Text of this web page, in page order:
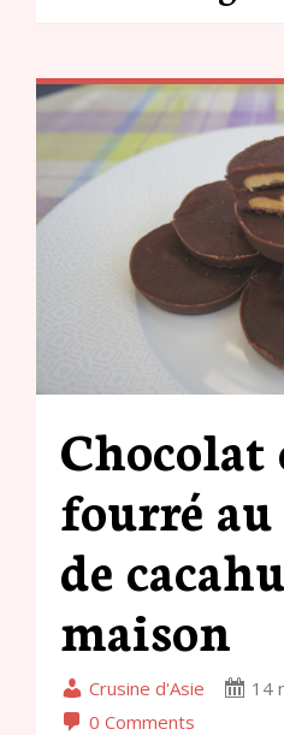
Chocolat
fourré
de
maison
Crusine d'Asie
14
0 Comments